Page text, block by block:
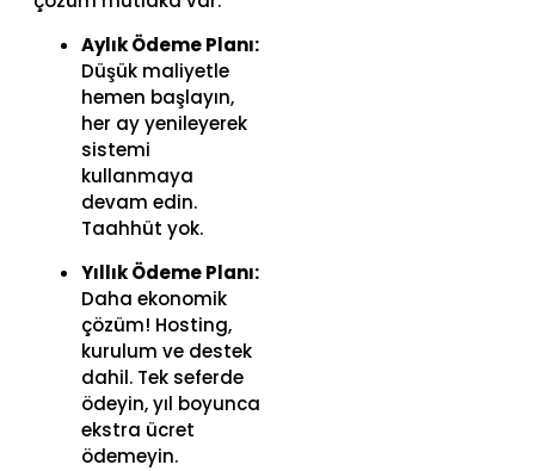
Aylık Ödeme Planı:
Düşük maliyetle
hemen başlayın,
her ay yenileyerek
sistemi
kullanmaya
devam edin.
Taahhüt yok.
Yıllık Ödeme Planı:
Daha ekonomik
çözüm! Hosting,
kurulum ve destek
dahil. Tek seferde
ödeyin, yıl boyunca
ekstra ücret
ödemeyin.